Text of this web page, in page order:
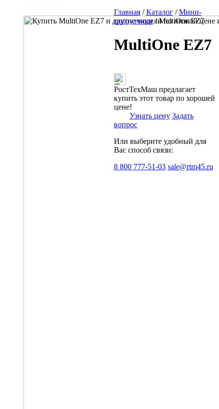
Главная/Каталог/Мини-
погрузчики/ MultiOne EZ7
MultiOne EZ7
РостТехМаш предлагает
купить этот товар по хорошей
цене!
Узнать цену Задать
вопрос
Или выберите удобный для
Вас способ связи:
8 800 777-51-03 sale@rtm45.ru